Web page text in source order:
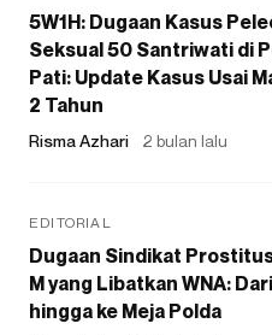
5W1H: Dugaan Kasus
Seksual 50 Santriwati di
Pati: Update Kasus Usai
2 Tahun
Risma Azhari 2 bulan lalu
EDITORIAL
Dugaan Sindikat
M yang Libatkan WNA:
hingga ke Meja Polda